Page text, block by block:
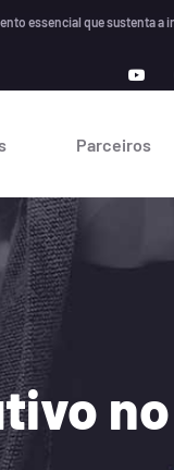
que sustenta a
Parceiros
no